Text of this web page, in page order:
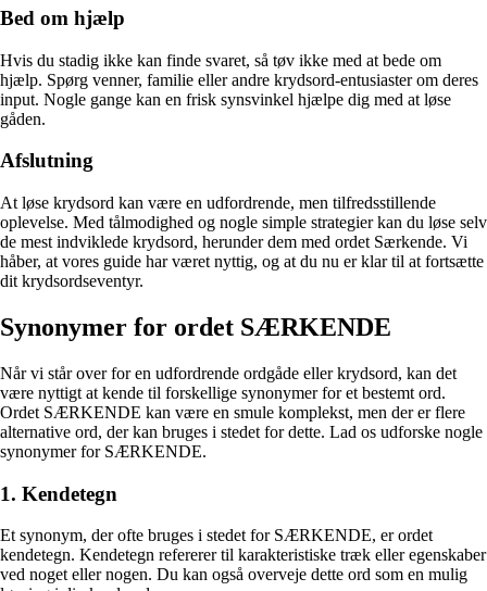
Bed om hjælp
Hvis du stadig ikke kan finde svaret, så tøv ikke med at bede om
hjælp. Spørg venner, familie eller andre krydsord-entusiaster om deres
input. Nogle gange kan en frisk synsvinkel hjælpe dig med at løse
gåden.
Afslutning
At løse krydsord kan være en udfordrende, men tilfredsstillende
oplevelse. Med tålmodighed og nogle simple strategier kan du løse selv
de mest indviklede krydsord, herunder dem med ordet Særkende. Vi
håber, at vores guide har været nyttig, og at du nu er klar til at fortsætte
dit krydsordseventyr.
Synonymer for ordet SÆRKENDE
Når vi står over for en udfordrende ordgåde eller krydsord, kan det
være nyttigt at kende til forskellige synonymer for et bestemt ord.
Ordet SÆRKENDE kan være en smule komplekst, men der er flere
alternative ord, der kan bruges i stedet for dette. Lad os udforske nogle
synonymer for SÆRKENDE.
1. Kendetegn
Et synonym, der ofte bruges i stedet for SÆRKENDE, er ordet
kendetegn. Kendetegn refererer til karakteristiske træk eller egenskaber
ved noget eller nogen. Du kan også overveje dette ord som en mulig